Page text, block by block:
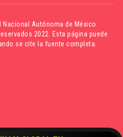
Nacional Autónoma de México
2022. Esta página puede
se cite la fuente completa.